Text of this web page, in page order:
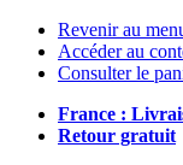
Revenir au
Accéder au
Consulter le
France :
Retour gratuit